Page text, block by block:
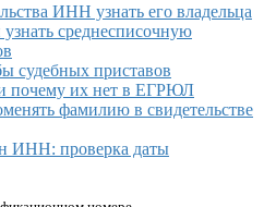
ИНН узнать его владельца
среднесписочную
судебных приставов
почему их нет в ЕГРЮЛ
фамилию в свидетельстве
ИНН: проверка даты